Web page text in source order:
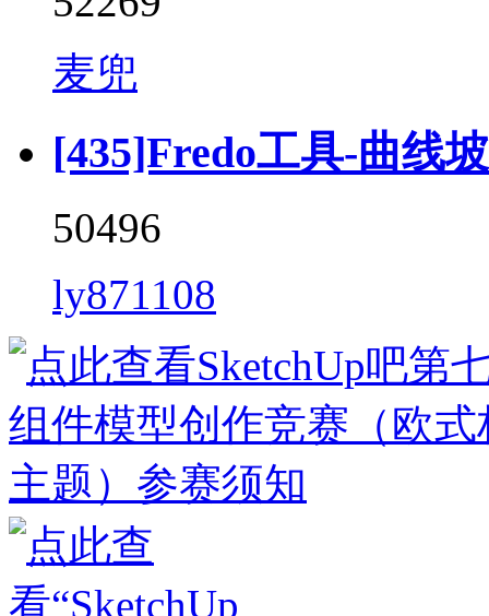
麦兜
[435]Fredo工具-曲线
50496
ly871108